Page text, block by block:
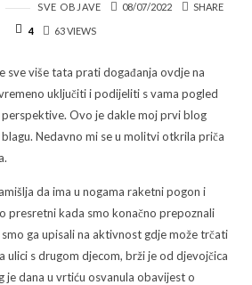
SVE OBJAVE 08/07/2022 SHARE
4 63 VIEWS
sve više tata prati događanja ovdje na
uključiti i podijeliti s vama pogled
Ovo je dakle moj prvi blog
Nedavno mi se u molitvi otkrila priča
da ima u nogama raketni pogon i
presretni kada smo konačno prepoznali
ga upisali na aktivnost gdje može trčati
ulici s drugom djecom, brži je od djevojčica
je dana u vrtiću osvanula obavijest o